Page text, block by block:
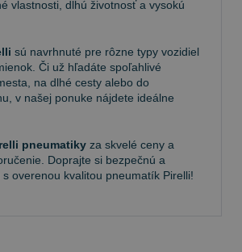
vlastnosti, dlhú životnosť a vysokú
sú navrhnuté pre rôzne typy vozidiel
Či už hľadáte spoľahlivé
na dlhé cesty alebo do
v našej ponuke nájdete ideálne
pneumatiky za skvelé ceny a
Doprajte si bezpečnú a
overenou kvalitou pneumatík Pirelli!